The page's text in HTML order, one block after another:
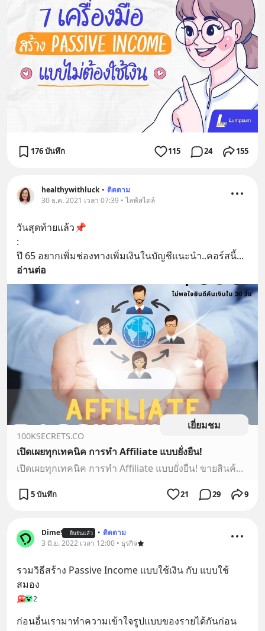
176 บันทึก 115 24 155
healthywithluck • ติดตาม
30 ธ.ค. 2021 เวลา 07:39 • ไลฟ์สไตล์
วันสุดท้ายแล้ว📌
:
ปึ 65 อยากเพิ่มช่องทางเพิ่มเงินในบัญชีแนะนำ..คอร์สนี้
อ่านต่อ
เยี่ยมชม
100KSECRETS.CO
เปิดเผยทุกเทคนิค การทำ Affiliate แบบยั่งยืน!
เปิดเผยทุกเทคนิค การทำ Affiliate แบบยั่งยืน! ขายสินค้าของคนอื่น ไม่ต้องสต้อค ไม่ต้องแพ็ค
5 บันทึก 21 29 9
Dime! ยืนยันแล้ว • ติดตาม
3 มิ.ย. 2022 เวลา 12:00 • ธุรกิจ
รวมวิธีสร้าง Passive Income แบบใช้เงิน กับ แบบใช้
สมอง
2
ก่อนอื่นเรามาทำความเข้าใจรูปแบบของรายได้กันก่อน